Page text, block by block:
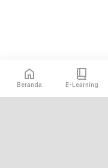
Beranda E-Learning